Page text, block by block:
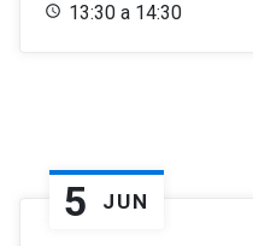
13:30 a 14:30
5 JUN